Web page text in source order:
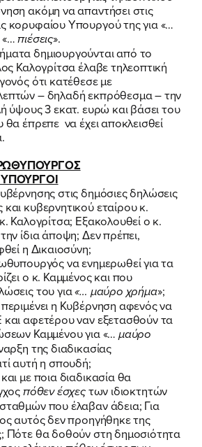
ακόμη να απαντήσει στις
κορυφαίου Υπουργού της για «…
«…πιέσεις».
δημιουργούνται από το
Καλογρίτσα έλαβε τηλεοπτική
ότι κατέθεσε με
– δηλαδή εκπρόθεσμα – την
ύψους 3 εκατ. ευρώ και βάσει του
θα έπρεπε να έχει αποκλεισθεί
ΥΠΟΥΡΓΟΙ
στις δημόσιες δηλώσεις
κυβερνητικού εταίρου κ.
Καλογρίτσα; Εξακολουθεί ο κ.
ίδια άποψη; Δεν πρέπει,
η Δικαιοσύνη;
να ενημερωθεί για τα
ο κ. Καμμένος και που
του για«… μαύρο χρήμα»;
η Κυβέρνηση αφενός να
αφετέρου ναν εξετασθούν τα
Καμμένου για «… μαύρο
της διαδικασίας
αυτή η σπουδή;
με ποια διαδικασία θα
πόθεν έσχεςτων ιδιοκτητών
που έλαβαν άδεια; Για
αυτός δεν προηγήθηκε της
Πότε θα δοθούν στη δημοσιότητα